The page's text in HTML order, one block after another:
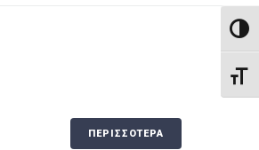
ΠΕΡΙΣΣΟΤΕΡΑ